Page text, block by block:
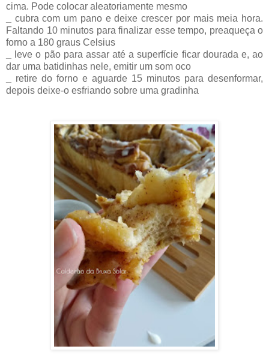
cima. Pode colocar aleatoriamente mesmo
cubra com um pano e deixe crescer por mais meia hora.
Faltando 10 minutos para finalizar esse tempo, preaqueça o
forno a 180 graus Celsius
leve o pão para assar até a superfície ficar dourada e, ao
dar uma batidinhas nele, emitir um som oco
retire do forno e aguarde 15 minutos para desenformar,
depois deixe-o esfriando sobre uma gradinha